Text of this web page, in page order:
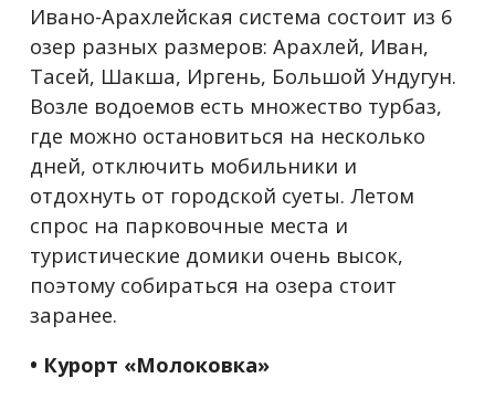
Ивано-Арахлейская система состоит из 6
озер разных размеров: Арахлей, Иван,
Тасей, Шакша, Иргень, Большой Ундугун.
Возле водоемов есть множество турбаз,
где можно остановиться на несколько
дней, отключить мобильники и
отдохнуть от городской суеты. Летом
спрос на парковочные места и
туристические домики очень высок,
поэтому собираться на озера стоит
заранее.
• Курорт «Молоковка»